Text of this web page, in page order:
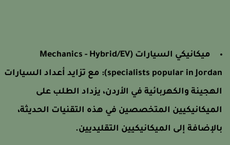
ميكانيكي السيارات (Mechanics - Hybrid/EV
specialists popular in
مع تزايد أعداد السيارات
والكهربائية في الأردن، يزداد الطلب على
المتخصصين في هذه التقنيات الحديثة،
إلى الميكانيكيين التقليديين.